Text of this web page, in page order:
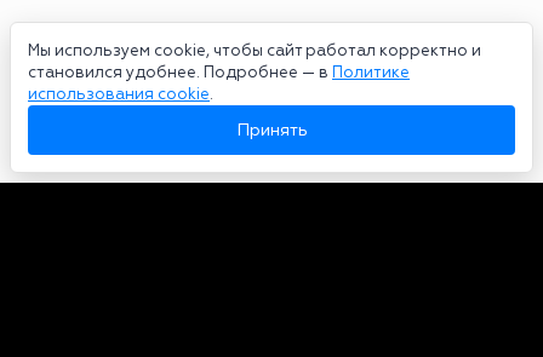
Мы используем cookie, чтобы сайт работал корректно и
становился удобнее. Подробнее — в Политике
использования cookie.
Принять